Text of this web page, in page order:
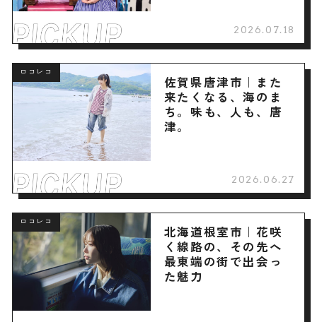
2026.07.18
ロコレコ
佐賀県唐津市｜また
来たくなる、海のま
ち。味も、人も、唐
津。
2026.06.27
ロコレコ
北海道根室市｜花咲
く線路の、その先へ
最東端の街で出会っ
た魅力